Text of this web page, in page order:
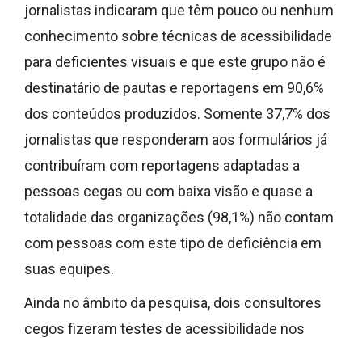
jornalistas indicaram que têm pouco ou nenhum
conhecimento sobre técnicas de acessibilidade
para deficientes visuais e que este grupo não é
destinatário de pautas e reportagens em 90,6%
dos conteúdos produzidos. Somente 37,7% dos
jornalistas que responderam aos formulários já
contribuíram com reportagens adaptadas a
pessoas cegas ou com baixa visão e quase a
totalidade das organizações (98,1%) não contam
com pessoas com este tipo de deficiência em
suas equipes.
Ainda no âmbito da pesquisa, dois consultores
cegos fizeram testes de acessibilidade nos